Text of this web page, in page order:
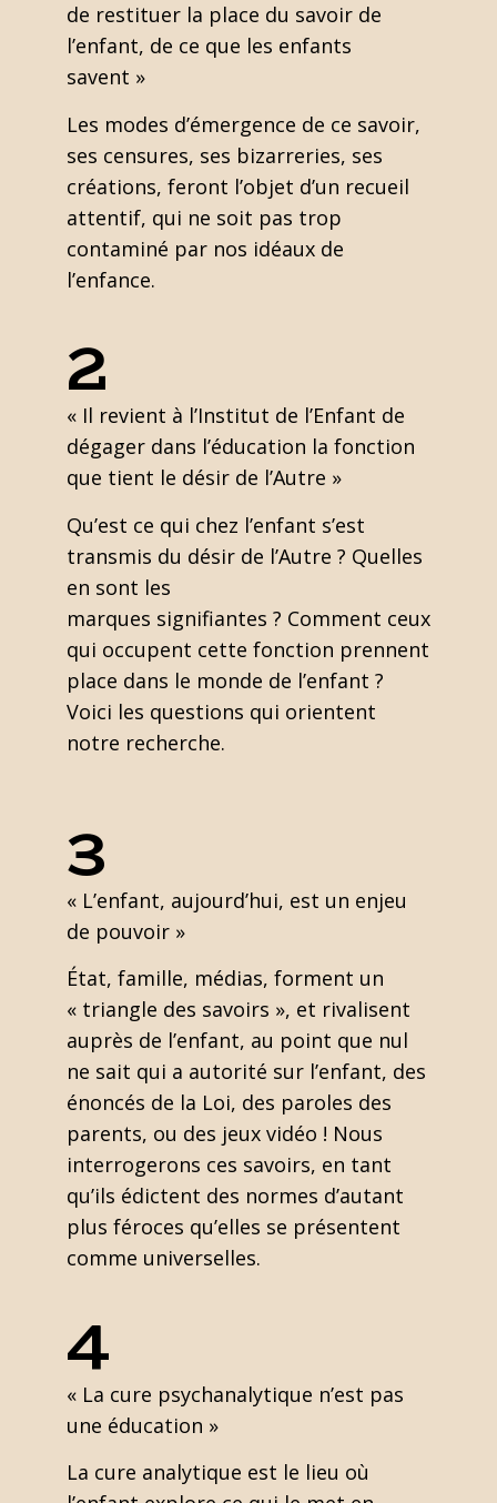
de restituer la place du savoir de
l’enfant, de ce que les enfants
savent »
Les modes d’émergence de ce savoir,
ses censures, ses bizarreries, ses
créations, feront l’objet d’un recueil
attentif, qui ne soit pas trop
contaminé par nos idéaux de
l’enfance.
2
« Il revient à l’Institut de l’Enfant de
dégager dans l’éducation la fonction
que tient le désir de l’Autre »
Qu’est ce qui chez l’enfant s’est
transmis du désir de l’Autre ? Quelles
en sont les
marques signifiantes ? Comment ceux
qui occupent cette fonction prennent
place dans le monde de l’enfant ?
Voici les questions qui orientent
notre recherche.
3
« L’enfant, aujourd’hui, est un enjeu
de pouvoir »
État, famille, médias, forment un
« triangle des savoirs », et rivalisent
auprès de l’enfant, au point que nul
ne sait qui a autorité sur l’enfant, des
énoncés de la Loi, des paroles des
parents, ou des jeux vidéo ! Nous
interrogerons ces savoirs, en tant
qu’ils édictent des normes d’autant
plus féroces qu’elles se présentent
comme universelles.
4
« La cure psychanalytique n’est pas
une éducation »
La cure analytique est le lieu où